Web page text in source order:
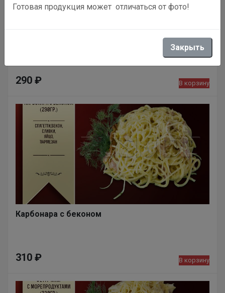
290 ₽ В корзину
Карбонара с беконом
310 ₽ В корзину
Готовая продукция может отличаться от фото!
Закрыть